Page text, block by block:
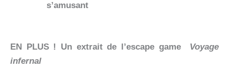
s’amusant
EN PLUS ! Un extrait de l’escape game Voyage
infernal